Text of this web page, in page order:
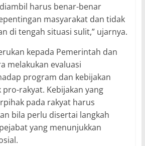
harus benar-benar
masyarakat dan tidak
di tengah situasi sulit,” ujarnya.
kepada Pemerintah dan
melakukan evaluasi
program dan kebijakan
rakyat. Kebijakan yang
pada rakyat harus
bila perlu disertai langkah
yang menunjukkan